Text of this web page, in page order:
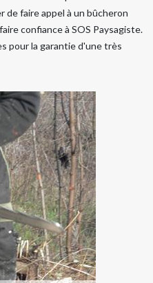
de faire appel à un bûcheron
confiance à SOS Paysagiste.
pour la garantie d'une très